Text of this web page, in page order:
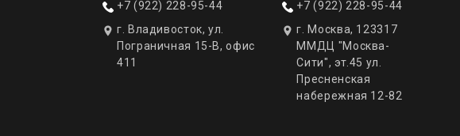
+7 (922) 228-95-44
г. Владивосток, ул.
Пограничная 15-В, офис
411
+7 (922) 228-95-44
г. Москва, 123317
ММДЦ "Москва-
Сити", эт.45 ул.
Пресненская
набережная 12-82